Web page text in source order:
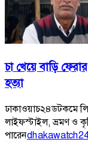
চা খেয়ে বাড়ি
হত্যা
ঢাকাওয়াচ২৪ডটকমে
লাইফস্টাইল, ভ্রমণ ও
পারেন